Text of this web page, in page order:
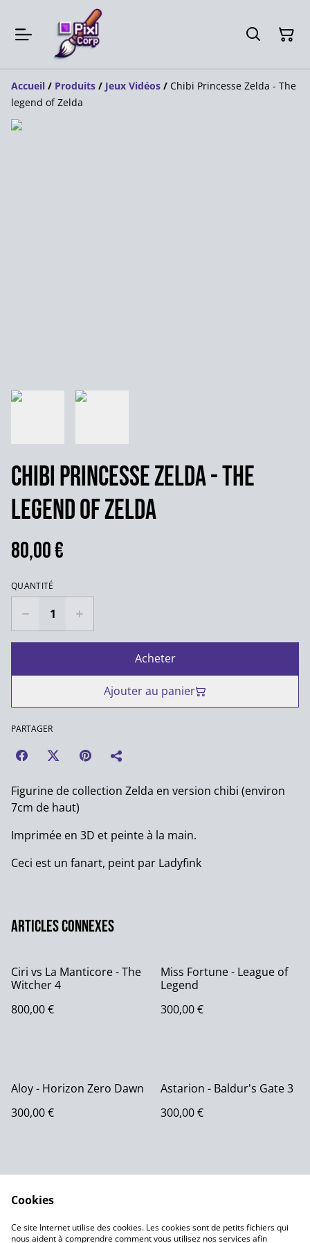
Accueil / Produits / Jeux Vidéos / Chibi Princesse Zelda - The
legend of Zelda
Chibi Princesse Zelda - The
legend of Zelda
80,00 €
QUANTITÉ
Acheter
Ajouter au panier
PARTAGER
Figurine de collection Zelda en version chibi (environ
7cm de haut)
Imprimée en 3D et peinte à la main.
Ceci est un fanart, peint par Ladyfink
Articles connexes
Ciri vs La Manticore - The
Witcher 4
800,00 €
Miss Fortune - League of
Legend
300,00 €
Aloy - Horizon Zero Dawn
300,00 €
Astarion - Baldur's Gate 3
300,00 €
Cookies
Ce site Internet utilise des cookies. Les cookies sont de petits fichiers qui
nous aident à comprendre comment vous utilisez nos services afin